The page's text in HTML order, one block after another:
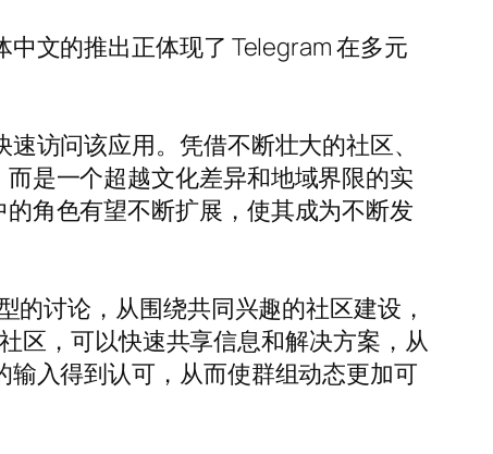
文的推出正体现了 Telegram 在多元
访问该应用。凭借不断壮大的社区、
是一个超越文化差异和地域界限的实
角色有望不断扩展，使其成为不断发
的讨论，从围绕共同兴趣的社区建设，
区，可以快速共享信息和解决方案，从
入得到认可，从而使群组动态更加可